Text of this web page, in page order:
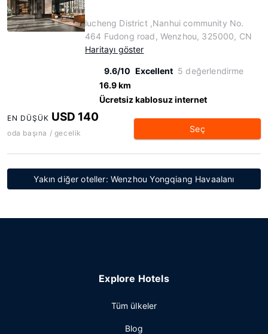
lucheng District ,Nanhui community No.
464 Fudong road, Wenzhou, 325000, CN
Haritayı göster
9.6/10 Excellent 5 değerlendirme
16.9 km
Ücretsiz kablosuz internet
EN DÜŞÜK USD 140
oda başına / gecelik Seç
Yakın diğer oteller: Wenzhou Yongqiang Havaalanı
Explore Hotels
Tüm ülkeler
Blog